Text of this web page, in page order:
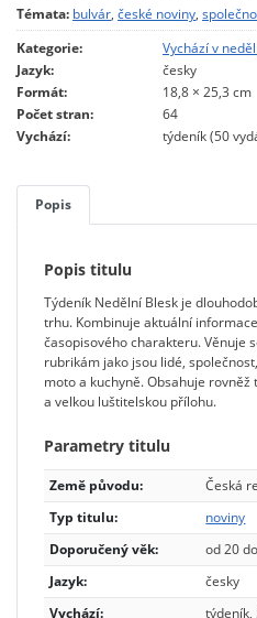
Témata: bulvár, české noviny,
Kategorie:
Vychází v neděli
Jazyk:
česky
Formát:
18,8 × 25,3 cm
Počet stran:
64
Vychází:
týdeník (50
Popis
Popis titulu
Týdeník Nedělní Blesk je
trhu. Kombinuje aktuální
časopisového charakteru. Věnuje
rubrikám jako jsou lidé,
moto a kuchyně. Obsahuje
a velkou luštitelskou přílohu.
Parametry titulu
Země původu:
Česká
Typ titulu:
noviny
Doporučený věk:
od 20
Jazyk:
česky
Vychází:
týdeník,